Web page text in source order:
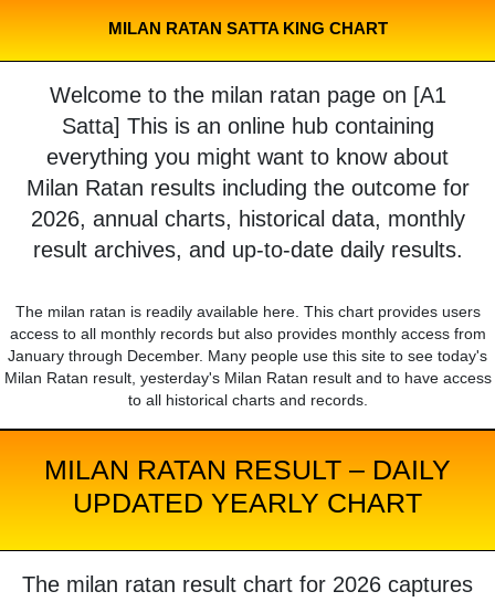
MILAN RATAN SATTA KING CHART
Welcome to the milan ratan page on [A1
Satta] This is an online hub containing
everything you might want to know about
Milan Ratan results including the outcome for
2026, annual charts, historical data, monthly
result archives, and up-to-date daily results.
The milan ratan is readily available here. This chart provides users
access to all monthly records but also provides monthly access from
January through December. Many people use this site to see today's
Milan Ratan result, yesterday's Milan Ratan result and to have access
to all historical charts and records.
MILAN RATAN RESULT – DAILY
UPDATED YEARLY CHART
The milan ratan result chart for 2026 captures